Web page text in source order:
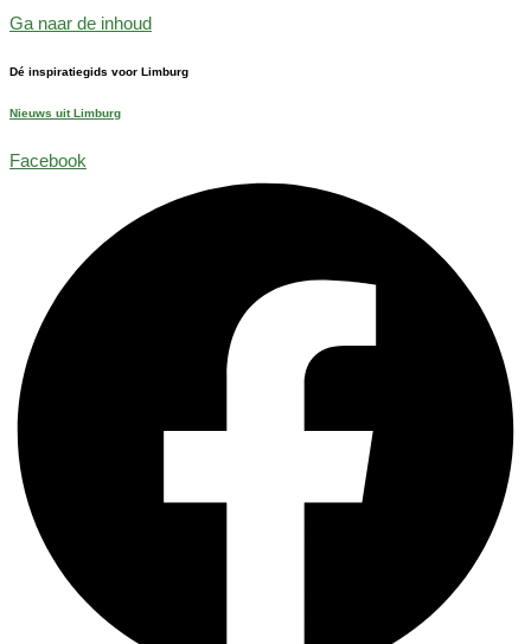
Ga naar de inhoud
Dé inspiratiegids voor Limburg
Nieuws uit Limburg
Facebook